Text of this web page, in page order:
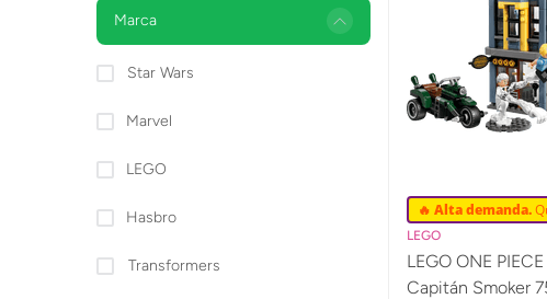
Lanzadores
Muñecas
Marca
Star Wars
Marvel
LEGO
Hasbro
Transformers
🔥 Alta demanda.
LEGO
LEGO ONE
Capitán Smoker